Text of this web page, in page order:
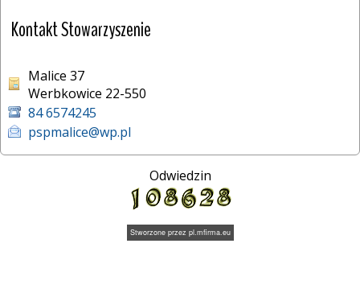
Kontakt Stowarzyszenie
Malice 37
Werbkowice 22-550
84 6574245
pspmalice@wp.pl
Odwiedzin
Stworzone przez pl.mfirma.eu